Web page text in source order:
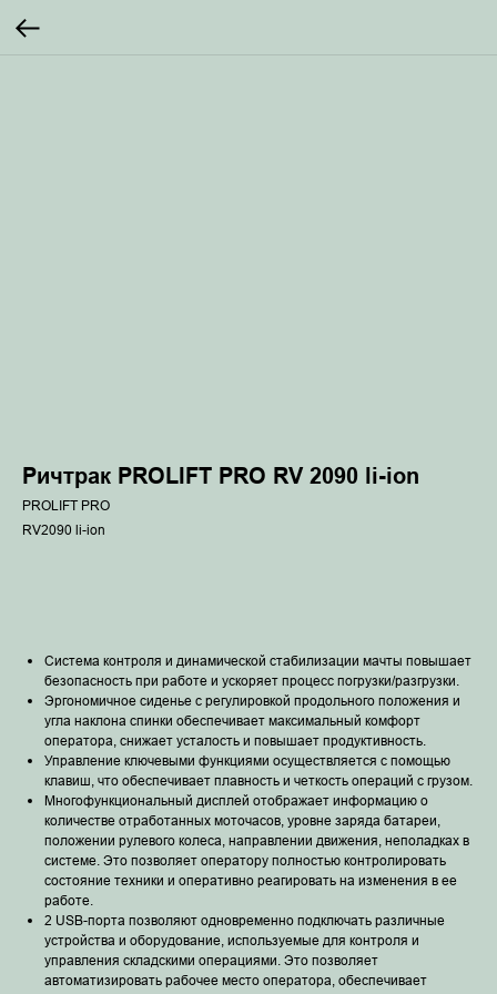
Ричтрак PROLIFT PRO RV 2090 li-ion
PROLIFT PRO
RV2090 li-ion
Система контроля и динамической стабилизации мачты повышает
безопасность при работе и ускоряет процесс погрузки/разгрузки.
Эргономичное сиденье с регулировкой продольного положения и
угла наклона спинки обеспечивает максимальный комфорт
оператора, снижает усталость и повышает продуктивность.
Управление ключевыми функциями осуществляется с помощью
клавиш, что обеспечивает плавность и четкость операций с грузом.
Многофункциональный дисплей отображает информацию о
количестве отработанных моточасов, уровне заряда батареи,
положении рулевого колеса, направлении движения, неполадках в
системе. Это позволяет оператору полностью контролировать
состояние техники и оперативно реагировать на изменения в ее
работе.
2 USB-порта позволяют одновременно подключать различные
устройства и оборудование, используемые для контроля и
управления складскими операциями. Это позволяет
автоматизировать рабочее место оператора, обеспечивает